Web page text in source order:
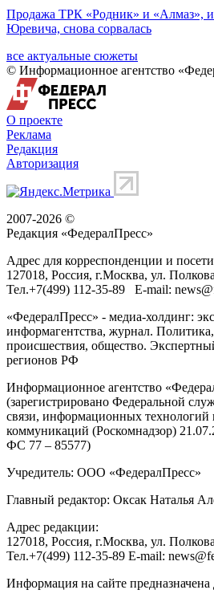
Продажа ТРК «Родник» и «Алмаз»,
Юревича, снова сорвалась
все актуальные сюжеты
© Информационное агентство
О проекте
Реклама
Редакция
Авторизация
2007-2026 ©
Редакция «ФедералПресс»
Адрес для корреспонденции и
127018, Россия, г.Москва, ул.
Тел.+7(499) 112-35-89 E-mail:
«ФедералПресс» - медиа-холдинг:
информагентства, журнал.
происшествия, общество.
регионов РФ
Информационное агентство
(зарегистрировано Федеральной
связи, информационных технологий
коммуникаций (Роскомнадзор)
ФС 77 – 85577)
Учредитель: ООО «ФедералПресс»
Главный редактор: Оксак Наталья
Адрес редакции:
127018, Россия, г.Москва, ул.
Тел.+7(499) 112-35-89 E-mail:
Информация на сайте предназначена